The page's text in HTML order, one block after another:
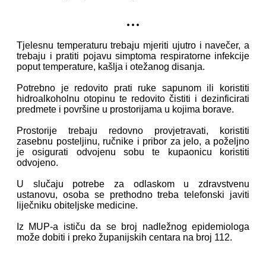
...
Tjelesnu temperaturu trebaju mjeriti ujutro i navečer, a
trebaju i pratiti pojavu simptoma respiratorne infekcije
poput temperature, kašlja i otežanog disanja.
Potrebno je redovito prati ruke sapunom ili koristiti
hidroalkoholnu otopinu te redovito čistiti i dezinficirati
predmete i površine u prostorijama u kojima borave.
Prostorije trebaju redovno provjetravati, koristiti
zasebnu posteljinu, ručnike i pribor za jelo, a poželjno
je osigurati odvojenu sobu te kupaonicu koristiti
odvojeno.
U slučaju potrebe za odlaskom u zdravstvenu
ustanovu, osoba se prethodno treba telefonski javiti
liječniku obiteljske medicine.
Iz MUP-a ističu da se broj nadležnog epidemiologa
može dobiti i preko županijskih centara na broj 112.